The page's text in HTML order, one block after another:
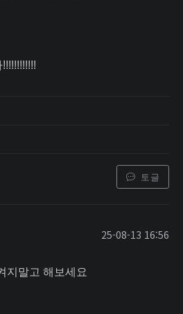
토글
25-08-13 16:56
지말고 해보세요